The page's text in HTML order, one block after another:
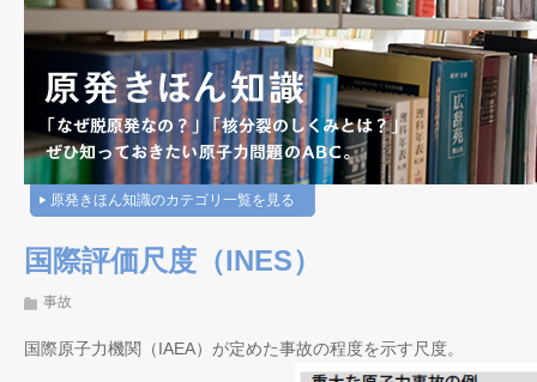
原発きほん知識のカテゴリ一覧を見る
国際評価尺度（INES）
事故
国際原子力機関（IAEA）が定めた事故の程度を示す尺度。